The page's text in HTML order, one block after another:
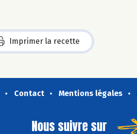
Imprimer la recette
Contact Mentions légales
Nous suivre sur